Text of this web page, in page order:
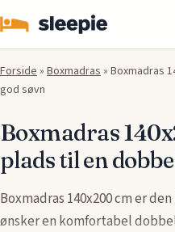
Forside» Boxmadras» Boxmadras
god søvn
Boxmadras
plads til en
Boxmadras 140x200 cm er
ønsker en komfortabel